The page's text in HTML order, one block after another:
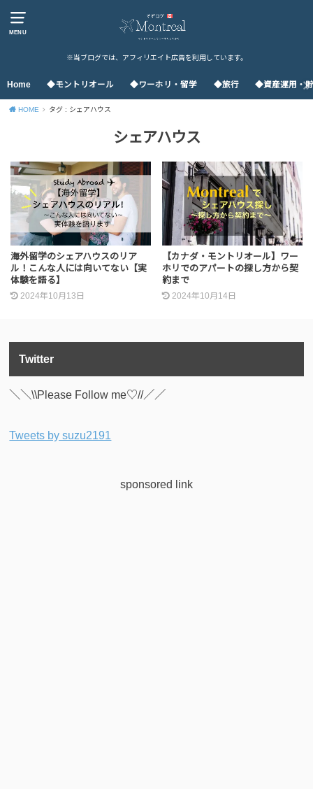
MENU
※当ブログでは、アフィリエイト広告を利用しています。
Home ◆モントリオール ◆ワーホリ・留学 ◆旅行 ◆資産運用・
HOME タグ : シェアハウス
シェアハウス
海外留学のシェアハウスのリア
ル！こんな人には向いてない【実
体験を語る】
2024年10月13日
【カナダ・モントリオール】ワー
ホリでのアパートの探し方から契
約まで
2024年10月14日
Twitter
＼＼\\Please Follow me♡//／／
Tweets by suzu2191
sponsored link